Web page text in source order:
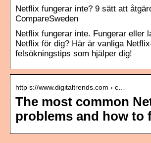
Netflix fungerar inte? 9 sätt att
CompareSweden
Netflix fungerar inte. Fungerar eller
Netflix för dig? Här är vanliga
felsökningstips som hjälper dig!
http s://www.digitaltrends.com › c…
The most common
problems and how to